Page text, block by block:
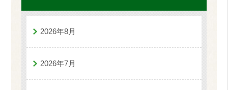
2026年8月
2026年7月